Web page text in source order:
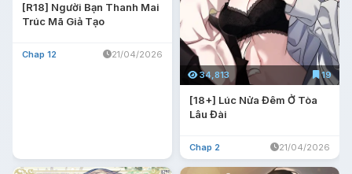
[R18] Người Bạn Thanh Mai
Trúc Mã Giả Tạo
Chap 12
21/04/2026
34,813
19
[18+] Lúc Nửa Đêm Ở Tòa
Lâu Đài
Chap 2 21/04/2026